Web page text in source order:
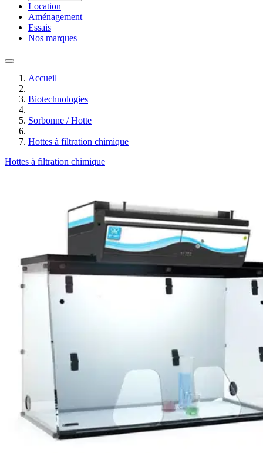
Location
Aménagement
Essais
Nos marques
Accueil
Biotechnologies
Sorbonne / Hotte
Hottes à filtration chimique
Hottes à filtration chimique